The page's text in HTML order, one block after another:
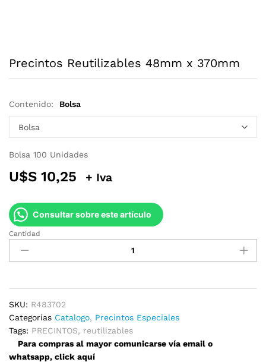
Precintos Reutilizables 48mm x 370mm
Contenido: Bolsa
Bolsa 100 Unidades
U$S 10,25 + Iva
Consultar sobre este artículo
Precintos
Reutilizables
48mm
370mm
quantity
Cantidad
SKU: R483702
Categorías Catalogo, Precintos Especiales
Tags: PRECINTOS, reutilizables
Para compras al mayor comunicarse vía email o
whatsapp, click aquí